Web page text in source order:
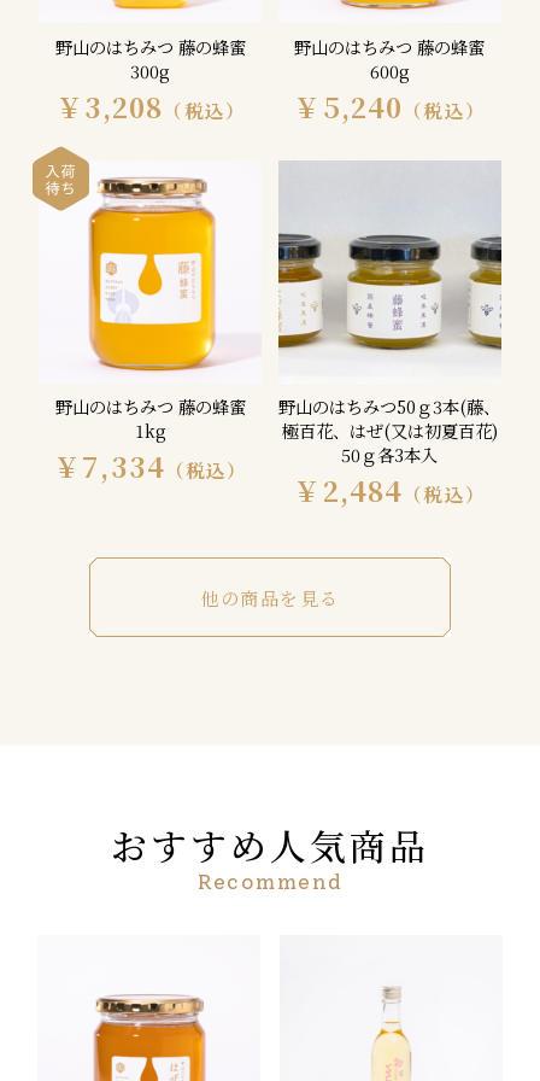
野山のはちみつ 藤の蜂蜜
300g
￥3,208 （税込）
野山のはちみつ 藤の蜂蜜
600g
￥5,240 （税込）
野山のはちみつ 藤の蜂蜜
1kg
￥7,334 （税込）
野山のはちみつ50ｇ3本(藤、
極百花、はぜ(又は初夏百花)
50ｇ各3本入
￥2,484 （税込）
他の商品を見る
おすすめ人気商品
Recommend